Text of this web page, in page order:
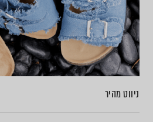
ניווט מהיר